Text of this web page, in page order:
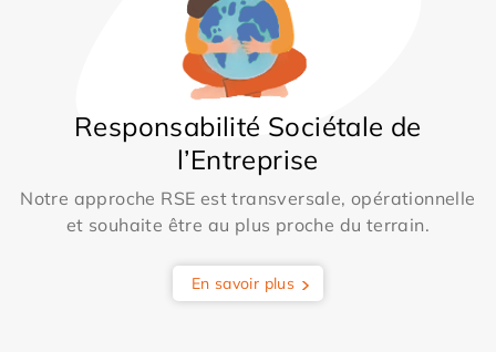
Responsabilité Sociétale de
l’Entreprise
Notre approche RSE est transversale, opérationnelle
et souhaite être au plus proche du terrain.
En savoir plus